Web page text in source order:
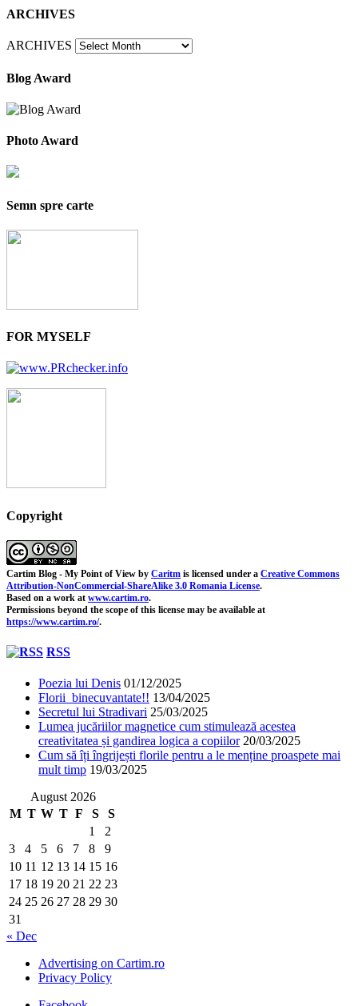
ARCHIVES
ARCHIVES
Blog Award
Photo Award
Semn spre carte
FOR MYSELF
Copyright
Cartim Blog - My Point of View by Caritm is licensed under a Creative Commons
Attribution-NonCommercial-ShareAlike 3.0 Romania License.
Based on a work at www.cartim.ro.
Permissions beyond the scope of this license may be available at
https://www.cartim.ro/.
RSS
Poezia lui Denis 01/12/2025
Florii binecuvantate!! 13/04/2025
Secretul lui Stradivari 25/03/2025
Lumea jucăriilor magnetice cum stimulează acestea
creativitatea și gandirea logica a copiilor 20/03/2025
Cum să îți îngrijești florile pentru a le menține proaspete mai
mult timp 19/03/2025
August 2026
M T W T F S
S
1
2
3
4 5 6 7 8
9
10 11 12 13 14 15 16
17 18 19 20 21 22 23
24 25 26 27 28 29 30
31
« Dec
Advertising on Cartim.ro
Privacy Policy